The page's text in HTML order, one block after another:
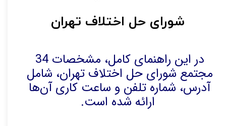
شورای حل اختلاف تهران
ارائه شده است.